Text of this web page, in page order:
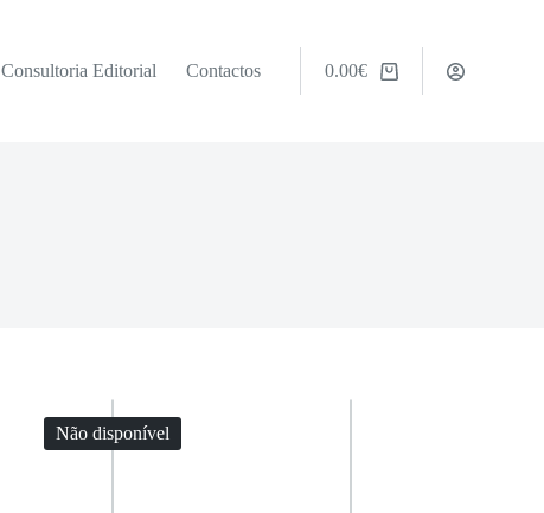
Consultoria Editorial Contactos
Carrinho
0.00€
Não disponível